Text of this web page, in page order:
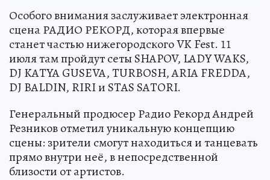
Особого внимания заслуживает электронная
сцена РАДИО РЕКОРД, которая впервые
станет частью нижегородского VK Fest. 11
июля там пройдут сеты SHAPOV, LADY WAKS,
DJ KATYA GUSEVA, TURBOSH, ARIA FREDDA,
DJ BALDIN, RIRI и STAS SATORI.
Генеральный продюсер Радио Рекорд Андрей
Резников отметил уникальную концепцию
сцены: зрители смогут находиться и танцевать
прямо внутри неё, в непосредственной
близости от артистов.